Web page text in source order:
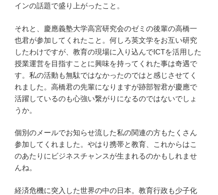
インの話題で盛り上がったこと。
それと、慶應義塾大学高宮研究会のゼミの後輩の高橋一
也君が参加してくれたこと。何しろ英文学をお互い研究
したわけですが、教育の現場に入り込んでICTを活用した
授業運営を目指すことに興味を持ってくれた事は奇遇で
す。私の活動も無駄ではなかったのではと感じさせてく
れました。高橋君の先輩になりますが跡部智君が慶應で
活躍しているのも心強い繋がりになるのではないでしょ
うか。
個別のメールでお知らせ流した私の関連の方もたくさん
参加してくれました。やはり携帯と教育、これからはこ
のあたりにビジネスチャンスが生まれるのかもしれませ
んね。
経済危機に突入した世界の中の日本。教育行政も少子化